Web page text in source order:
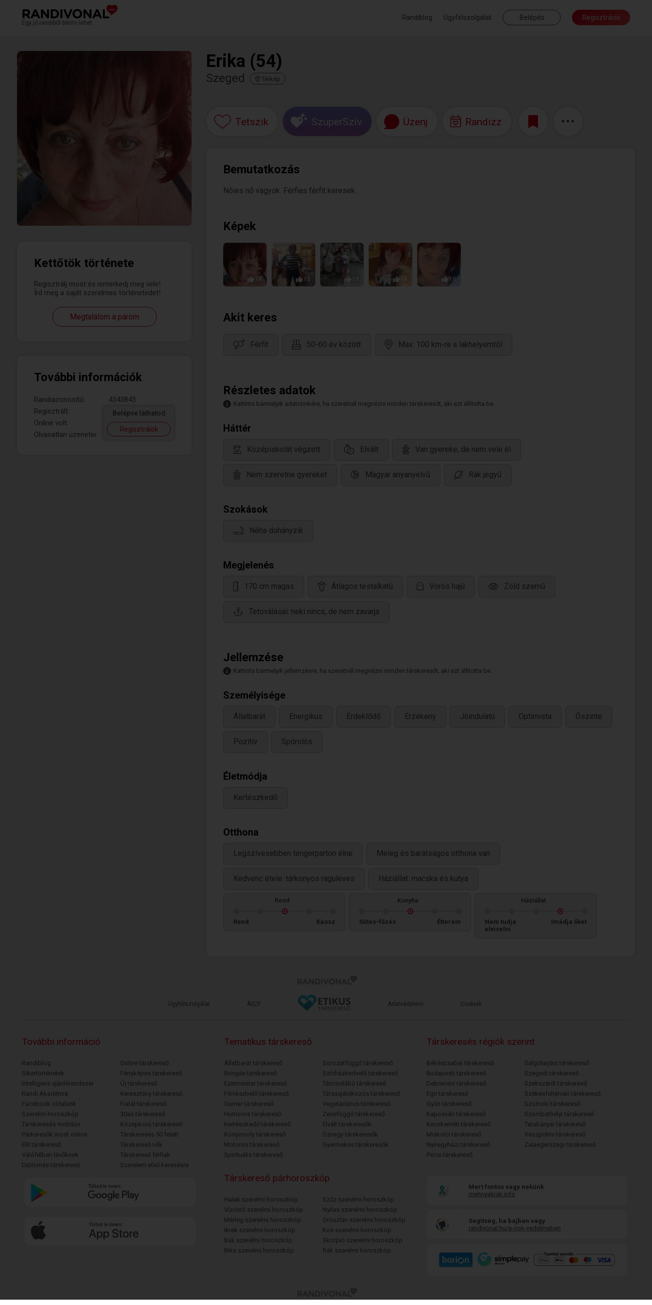
Egy jó randiból bármi lehet.
Randiblog Ügyfélszolgálat Belépés Regisztráció
Kettőtök története
Regisztrálj most és ismerkedj meg vele!
Írd meg a saját szerelmes történetedet!
Megtalálom a párom
További információk
Randiazonosító:
4343843
Regisztrált:
Online volt:
Olvasatlan üzenetei:
Belépve láthatod
Regisztrálok
Erika (54)
Szeged Térkép
Tetszik SzuperSzív Üzenj Randizz
Bemutatkozás
Nőies nő vagyok. Férfias férfit keresek.
Képek
19 15 14 10
Akit keres
Férfit 50-60 év között Max. 100 km-re a lakhelyemtől
Részletes adatok
Kattints bármelyik adatcímkére, ha szeretnél megnézni minden társkeresőt, aki ezt állította be.
Háttér
Középiskolát végzett Elvált Van gyereke, de nem vele él
Nem szeretne gyereket Magyar anyanyelvű Rák jegyű
Szokások
Néha dohányzik
Megjelenés
170 cm magas Átlagos testalkatú Vörös hajú Zöld szemű
Tetoválásai: neki nincs, de nem zavarja
Jellemzése
Kattints bármelyik jellemzésre, ha szeretnél megnézni minden társkeresőt, aki ezt állította be.
Személyisége
Állatbarát Energikus Érdeklődő Érzékeny Jóindulatú Optimista Őszinte
Pozitív Spórolós
Életmódja
Kertészkedő
Otthona
Legszívesebben tengerparton élne Meleg és barátságos otthona van
Kedvenc étele: tárkonyos raguleves Háziállat: macska és kutya
Rend
Rend Káosz
Konyha
Sütés-főzés Étterem
Háziállat
Nem tudja
elviselni
Imádja őket
Ügyfélszolgálat ÁSZF Adatvédelem Cookiek
További információ
Randiblog
Sikertörténetek
Intelligens ajánlórendszer
Randi Akadémia
Facebook oldalunk
Szerelmi horoszkóp
Társkeresés mobilon
Párkeresők most online
Elit társkereső
Válófélben lévőknek
Diplomás társkereső
Online társkereső
Fényképes társkereső
Új társkereső
Keresztény társkereső
Fiatal társkereső
30as társkereső
Középkorú társkereső
Társkeresés 50 felett
Társkereső nők
Társkereső férfiak
Szerelem első keresésre
Tematikus társkereső
Állatbarát társkereső
Bringás társkereső
Ezermester társkereső
Filmkedvelő társkereső
Gamer társkereső
Humoros társkereső
Kertészkedő társkereső
Könyvmoly társkereső
Motoros társkereső
Spirituális társkereső
Sorozatfüggő társkereső
Színházkedvelő társkereső
Táncoslábú társkereső
Társasjátékozós társkereső
Vegetáriánus társkereső
Zenefüggő társkereső
Elvált társkeresők
Özvegy társkeresők
Gyermekes társkeresők
Társkeresés régiók szerint
Békéscsabai társkereső
Budapesti társkereső
Debreceni társkereső
Egri társkereső
Győri társkereső
Kaposvári társkereső
Kecskeméti társkereső
Miskolci társkereső
Nyíregyházi társkereső
Pécsi társkereső
Salgótarjáni társkereső
Szegedi társkereső
Szekszárdi társkereső
Székesfehérvári társkereső
Szolnoki társkereső
Szombathelyi társkereső
Tatabányai társkereső
Veszprémi társkereső
Zalaegerszegi társkereső
Társkereső párhoroszkóp
Halak szerelmi horoszkóp
Vízöntő szerelmi horoszkóp
Mérleg szerelmi horoszkóp
Ikrek szerelmi horoszkóp
Bak szerelmi horoszkóp
Bika szerelmi horoszkóp
Szűz szerelmi horoszkóp
Nyilas szerelmi horoszkóp
Oroszlán szerelmi horoszkóp
Kos szerelmi horoszkóp
Skorpió szerelmi horoszkóp
Rák szerelmi horoszkóp
Mert fontos vagy nekünk
mehnyakrak.info
Segítség, ha bajban vagy
randivonal.hu/a-nok-vedelmeben